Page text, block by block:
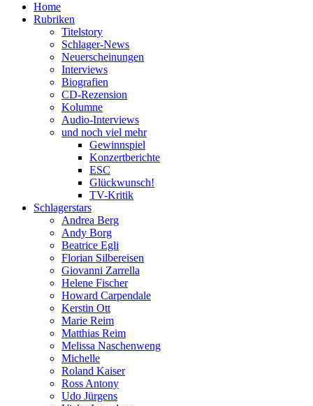
Home
Rubriken
Titelstory
Schlager-News
Neuerscheinungen
Interviews
Biografien
CD-Rezension
Kolumne
Audio-Interviews
und noch viel mehr
Gewinnspiel
Konzertberichte
ESC
Glückwunsch!
TV-Kritik
Schlagerstars
Andrea Berg
Andy Borg
Beatrice Egli
Florian Silbereisen
Giovanni Zarrella
Helene Fischer
Howard Carpendale
Kerstin Ott
Marie Reim
Matthias Reim
Melissa Naschenweng
Michelle
Roland Kaiser
Ross Antony
Udo Jürgens